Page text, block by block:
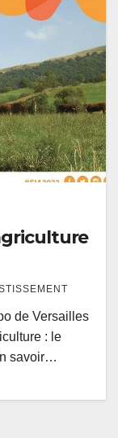
de Versailles
: le
savoir…